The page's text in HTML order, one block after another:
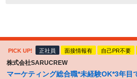
PICK UP! 正社員 面接情報有 自己PR不要
株式会社SARUCREW
マーケティング総合職*未経験OK*3年目